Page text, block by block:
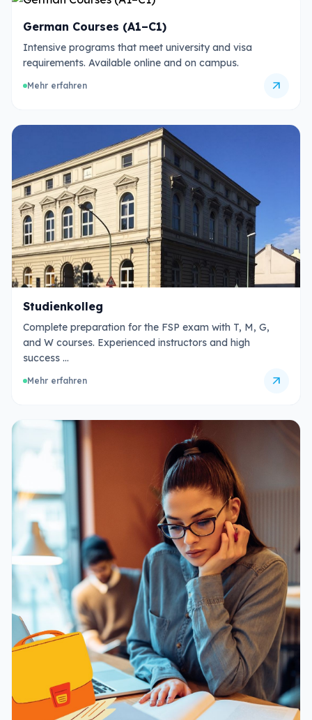
German Courses (A1–C1)
Intensive programs that meet university and visa
requirements. Available online and on campus.
Mehr erfahren arrow_outward
Studienkolleg
Complete preparation for the FSP exam with T, M, G,
and W courses. Experienced instructors and high
success …
Mehr erfahren arrow_outward